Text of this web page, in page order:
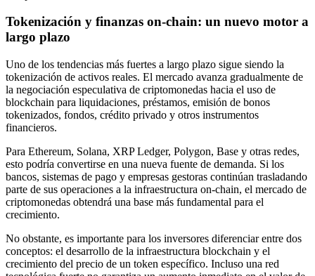
Tokenización y finanzas on-chain: un nuevo motor a
largo plazo
Uno de los tendencias más fuertes a largo plazo sigue siendo la
tokenización de activos reales. El mercado avanza gradualmente de
la negociación especulativa de criptomonedas hacia el uso de
blockchain para liquidaciones, préstamos, emisión de bonos
tokenizados, fondos, crédito privado y otros instrumentos
financieros.
Para Ethereum, Solana, XRP Ledger, Polygon, Base y otras redes,
esto podría convertirse en una nueva fuente de demanda. Si los
bancos, sistemas de pago y empresas gestoras continúan trasladando
parte de sus operaciones a la infraestructura on-chain, el mercado de
criptomonedas obtendrá una base más fundamental para el
crecimiento.
No obstante, es importante para los inversores diferenciar entre dos
conceptos: el desarrollo de la infraestructura blockchain y el
crecimiento del precio de un token específico. Incluso una red